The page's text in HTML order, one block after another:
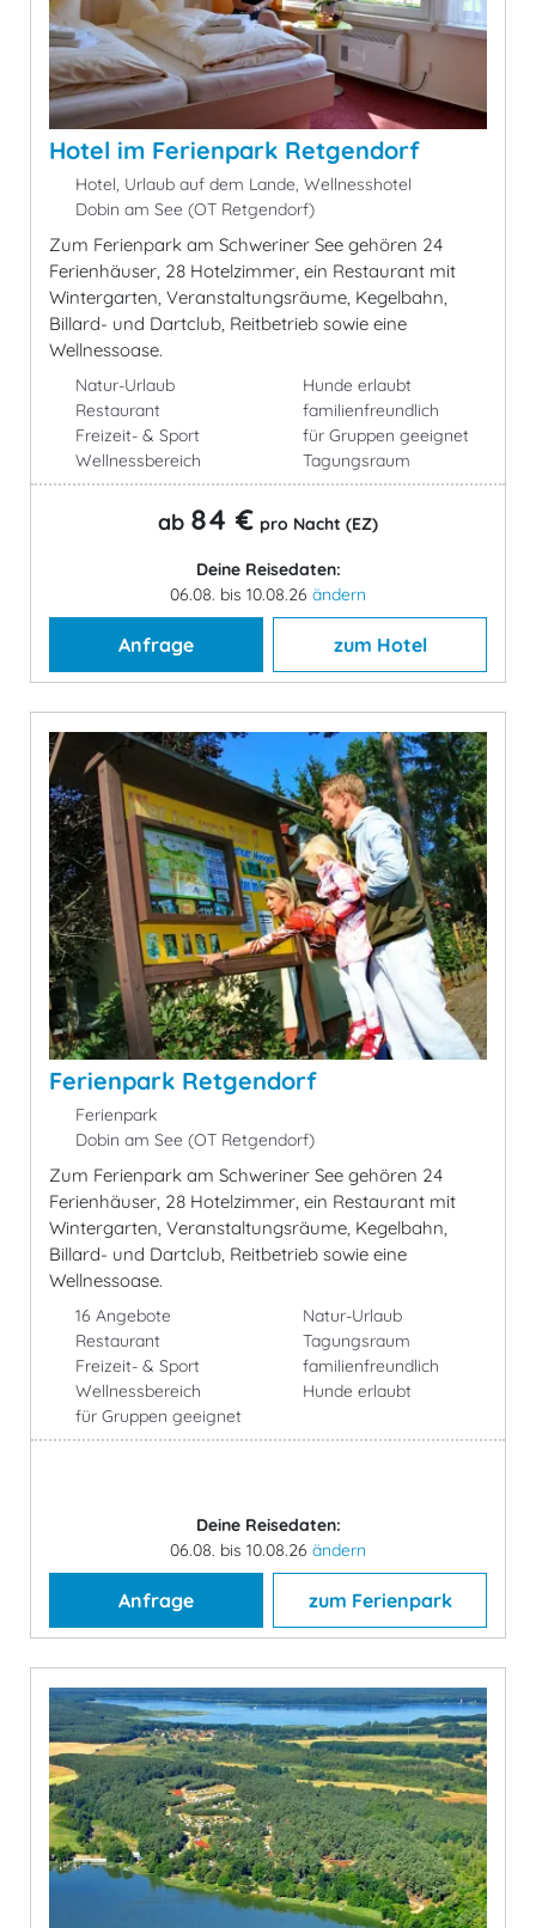
Hotel im Ferienpark Retgendorf
Hotel, Urlaub auf dem Lande, Wellnesshotel
Dobin am See (OT Retgendorf)
Zum Ferienpark am Schweriner See gehören 24
Ferienhäuser, 28 Hotelzimmer, ein Restaurant mit
Wintergarten, Veranstaltungsräume, Kegelbahn,
Billard- und Dartclub, Reitbetrieb sowie eine
Wellnessoase.
Natur-Urlaub
Restaurant
Freizeit- & Sport
Wellnessbereich
Hunde erlaubt
familienfreundlich
für Gruppen geeignet
Tagungsraum
ab 84 € pro Nacht (EZ)
Deine Reisedaten:
06.08. bis 10.08.26 ändern
Anfrage zum Hotel
Ferienpark Retgendorf
Ferienpark
Dobin am See (OT Retgendorf)
Zum Ferienpark am Schweriner See gehören 24
Ferienhäuser, 28 Hotelzimmer, ein Restaurant mit
Wintergarten, Veranstaltungsräume, Kegelbahn,
Billard- und Dartclub, Reitbetrieb sowie eine
Wellnessoase.
16 Angebote
Restaurant
Freizeit- & Sport
Wellnessbereich
für Gruppen geeignet
Natur-Urlaub
Tagungsraum
familienfreundlich
Hunde erlaubt
Deine Reisedaten:
06.08. bis 10.08.26 ändern
Anfrage zum Ferienpark